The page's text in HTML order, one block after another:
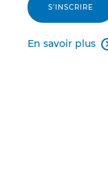
S'INSCRIRE
En savoir plus